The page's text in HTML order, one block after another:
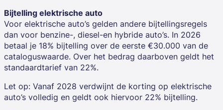
Bijtelling elektrische auto
Voor elektrische auto’s gelden andere bijtellingsregels
dan voor benzine-, diesel-en hybride auto’s. In 2026
betaal je 18% bijtelling over de eerste €30.000 van de
cataloguswaarde. Over het bedrag daarboven geldt het
standaardtarief van 22%.
Let op: Vanaf 2028 verdwijnt de korting op elektrische
auto’s volledig en geldt ook hiervoor 22% bijtelling.